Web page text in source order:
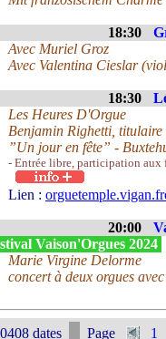
18:30
Avec Muriel Groz
Avec Valentina Cieslar
18:30
Les Heures D'Orgue
Benjamin Righetti,
”Un jour en fête” -
- Entrée libre, participation aux
Lien :
20:00
Vaison'Orgues 2024
Marie Virgine Delorme
concert à deux orgues
dates Page 1